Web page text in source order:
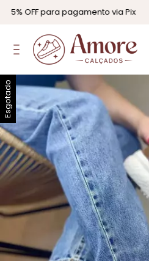
OFF para pagamento via Pix
Esgotado